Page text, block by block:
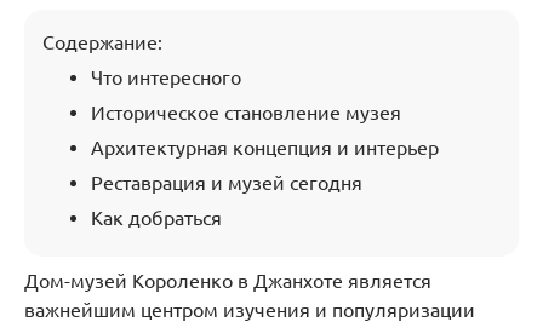
Содержание:
Что интересного
Историческое становление музея
Архитектурная концепция и интерьер
Реставрация и музей сегодня
Как добраться
Дом-музей Короленко в Джанхоте является
важнейшим центром изучения и популяризации